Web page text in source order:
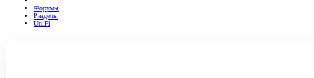
Форумы
Разделы
UniFi